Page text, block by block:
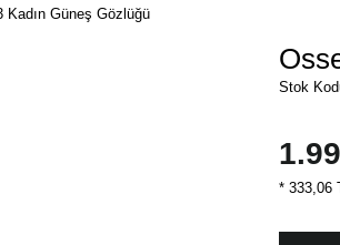
Kadın Güneş Gözlüğü
Stok
* 333,06